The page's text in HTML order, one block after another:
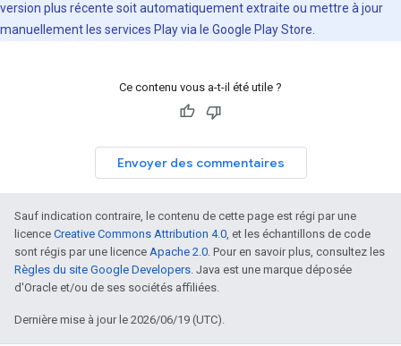
version plus récente soit automatiquement extraite ou mettre à jour
manuellement les services Play via le Google Play Store.
Ce contenu vous a-t-il été utile ?
Envoyer des commentaires
Sauf indication contraire, le contenu de cette page est régi par une
licence Creative Commons Attribution 4.0, et les échantillons de code
sont régis par une licence Apache 2.0. Pour en savoir plus, consultez les
Règles du site Google Developers. Java est une marque déposée
d'Oracle et/ou de ses sociétés affiliées.
Dernière mise à jour le 2026/06/19 (UTC).